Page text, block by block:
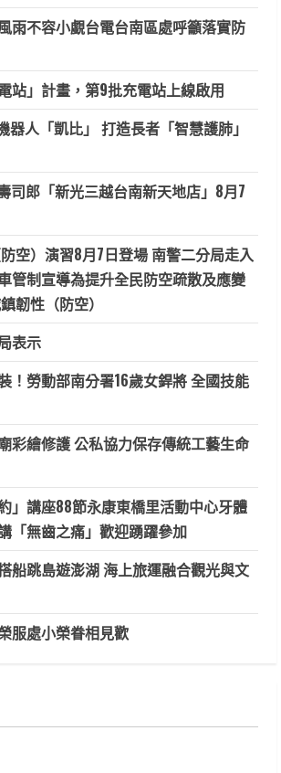
雨不容小覷台電台南區處呼籲落實防
站」計畫，第9批充電站上線啟用
器人「凱比」 打造長者「智慧護肺」
司郎「新光三越台南新天地店」8月7
空）演習8月7日登場 南警二分局走入
管制宣導為提升全民防空疏散及應變
韌性（防空）
表示
！勞動部南分署16歲女銲將 全國技能
彩繪修護 公私協力保存傳統工藝生命
」講座88節永康東橋里活動中心牙體
「無齒之痛」歡迎踴躍參加
船跳島遊澎湖 海上旅運融合觀光與文
服處小榮眷相見歡